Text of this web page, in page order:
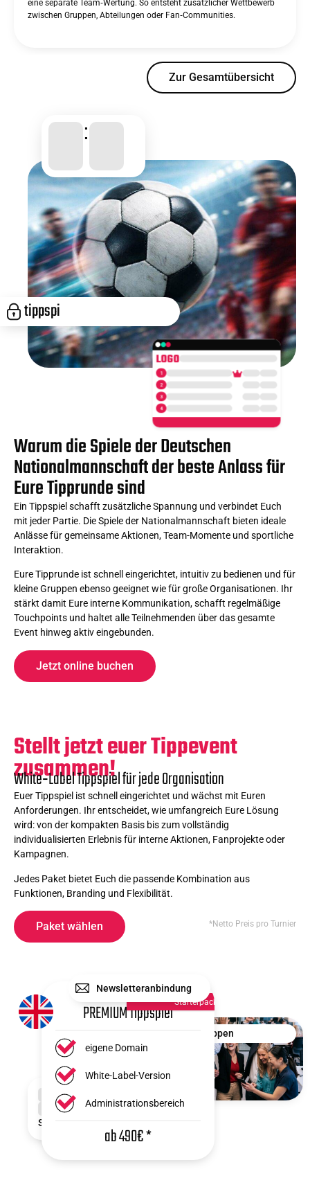
eine separate Team‑Wertung. So entsteht zusätzlicher Wettbewerb
zwischen Gruppen, Abteilungen oder Fan‑Communities.
Zur Gesamtübersicht
LOGO
1
2
3
4
tippspi
:
Warum die Spiele der Deutschen
Nationalmannschaft der beste Anlass für
Eure Tipprunde sind
Ein Tippspiel schafft zusätzliche Spannung und verbindet Euch
mit jeder Partie. Die Spiele der Nationalmannschaft bieten ideale
Anlässe für gemeinsame Aktionen, Team-Momente und sportliche
Interaktion.
Eure Tipprunde ist schnell eingerichtet, intuitiv zu bedienen und für
kleine Gruppen ebenso geeignet wie für große Organisationen. Ihr
stärkt damit Eure interne Kommunikation, schafft regelmäßige
Touchpoints und haltet alle Teilnehmenden über das gesamte
Event hinweg aktiv eingebunden.
Jetzt online buchen
Stellt jetzt euer Tippevent
zusammen!
White‑Label Tippspiel für jede Organisation
Euer Tippspiel ist schnell eingerichtet und wächst mit Euren
Anforderungen. Ihr entscheidet, wie umfangreich Eure Lösung
wird: von der kompakten Basis bis zum vollständig
individualisierten Erlebnis für interne Aktionen, Fanprojekte oder
Kampagnen.
Jedes Paket bietet Euch die passende Kombination aus
Funktionen, Branding und Flexibilität.
Paket wählen *Netto Preis pro Turnier
PREMIUM Tippspiel
eigene Domain
White-Label-Version
Administrationsbereich
ab 490€*
Starterpack
Newsletteranbindung
Tippgruppen
SSO Login